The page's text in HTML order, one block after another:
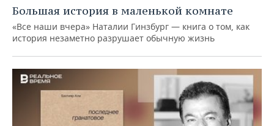
Большая история в маленькой комнате
«Все наши вчера» Наталии Гинзбург — книга о том, как
история незаметно разрушает обычную жизнь